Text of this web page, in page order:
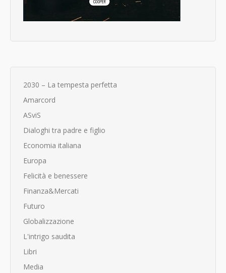
2030 – La tempesta perfetta
Amarcord
ASviS
Dialoghi tra padre e figlio
Economia italiana
Europa
Felicità e benessere
Finanza&Mercati
Futuro
Globalizzazione
L'intrigo saudita
Libri
Media